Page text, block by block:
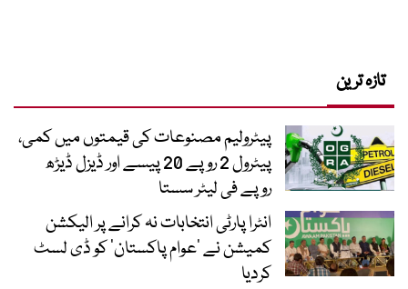
تازہ ترین
پیٹرولیم مصنوعات کی قیمتوں میں کمی،
پیٹرول 2 روپے 20 پیسے اور ڈیزل ڈیڑھ
روپے فی لیٹر سستا
انٹرا پارٹی انتخابات نہ کرانے پر الیکشن
کمیشن نے ’عوام پاکستان‘ کو ڈی لسٹ
کردیا